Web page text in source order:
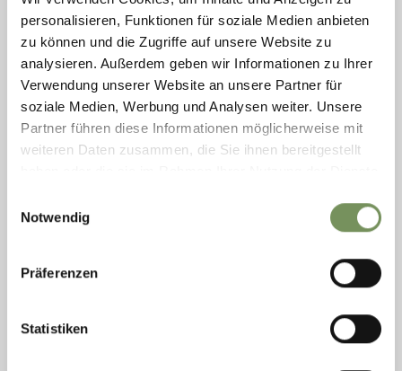
personalisieren, Funktionen für soziale Medien anbieten
zu können und die Zugriffe auf unsere Website zu
analysieren. Außerdem geben wir Informationen zu Ihrer
Verwendung unserer Website an unsere Partner für
soziale Medien, Werbung und Analysen weiter. Unsere
Partner führen diese Informationen möglicherweise mit
weiteren Daten zusammen, die Sie ihnen bereitgestellt
Notwendig
Präferenzen
Statistiken
KINDERSPIELPLATZ BEIM SCHULGEBÄUDE
Schaukeln, Fangen und Verstecken spielen! Klettergerüste, Rutschen und
viel spannende Spielgeräte gibt es auf den Spielplätzen in Dorf Tirol.
T+39 0473 923314
info@dorf-tirol.it